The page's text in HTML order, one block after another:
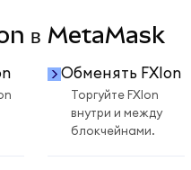
в MetaMask
Обменять FXIon
Торгуйте FXIon
внутри и между
блокчейнами.